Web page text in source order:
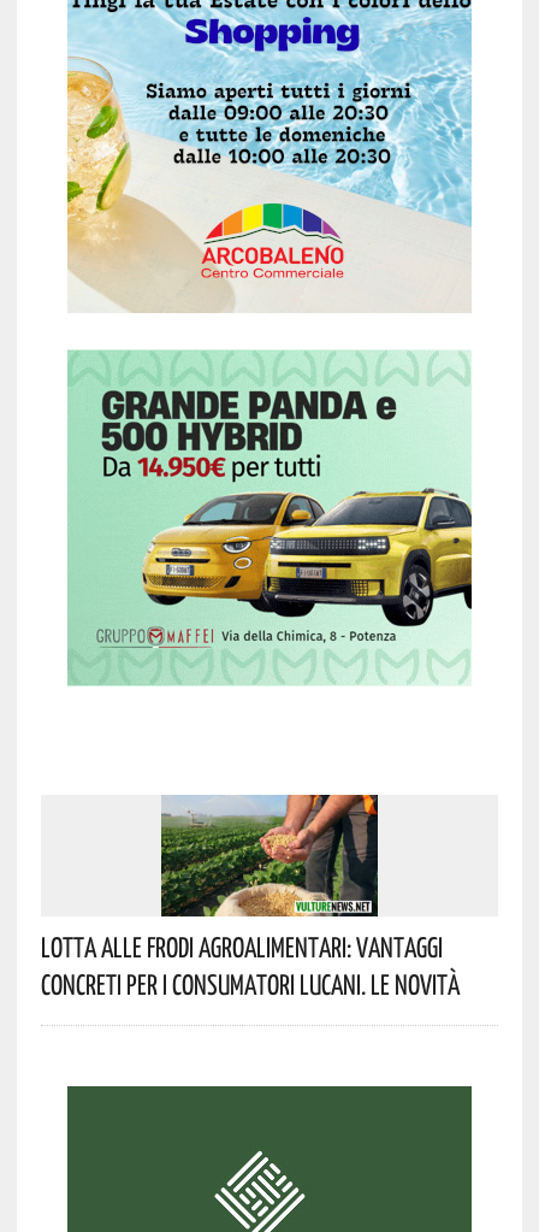
Lotta Alle Frodi Agroalimentari: Vantaggi
Concreti Per I Consumatori Lucani. Le Novità